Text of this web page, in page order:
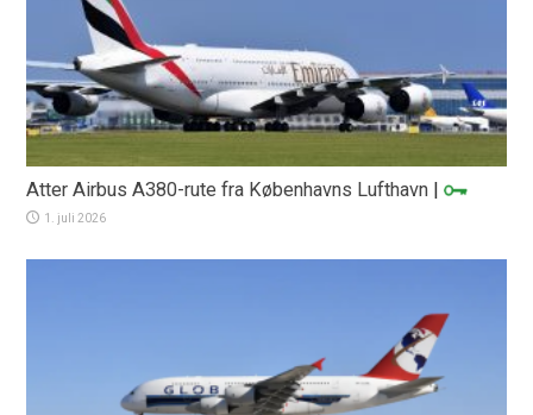
Atter Airbus A380-rute fra Københavns Lufthavn |
1. juli 2026